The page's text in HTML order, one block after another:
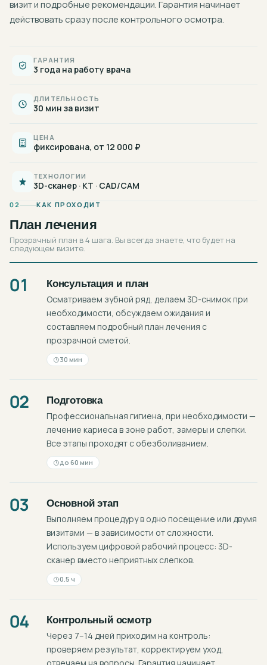
визит и подробные рекомендации. Гарантия начинает
действовать сразу после контрольного осмотра.
ГАРАНТИЯ
3 года на работу врача
ДЛИТЕЛЬНОСТЬ
30 мин за визит
ЦЕНА
фиксирована, от 12 000 ₽
ТЕХНОЛОГИИ
3D-сканер · КТ · CAD/CAM
02 КАК ПРОХОДИТ
План лечения
Прозрачный план в 4 шага. Вы всегда знаете, что будет на
следующем визите.
01 Консультация и план
Осматриваем зубной ряд, делаем 3D-снимок при
необходимости, обсуждаем ожидания и
составляем подробный план лечения с
прозрачной сметой.
30 мин
02 Подготовка
Профессиональная гигиена, при необходимости —
лечение кариеса в зоне работ, замеры и слепки.
Все этапы проходят с обезболиванием.
до 60 мин
03 Основной этап
Выполняем процедуру в одно посещение или двумя
визитами — в зависимости от сложности.
Используем цифровой рабочий процесс: 3D-
сканер вместо неприятных слепков.
0.5 ч
04 Контрольный осмотр
Через 7–14 дней приходим на контроль:
проверяем результат, корректируем уход,